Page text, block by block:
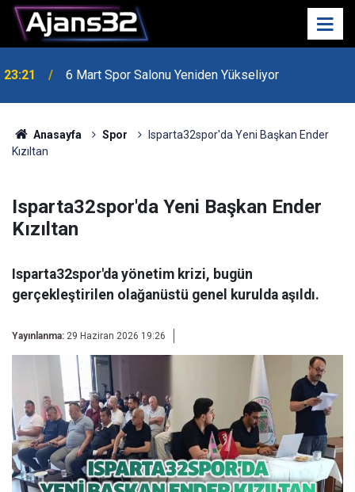
23:21 6 Mart Spor Salonu Yeniden Yükseliyor
Anasayfa Spor
Isparta32spor'da Yeni Başkan Ender
Kızıltan
Isparta32spor'da Yeni Başkan Ender
Kızıltan
Isparta32spor'da yönetim krizi, bugün
gerçekleştirilen olağanüstü genel kurulda aşıldı.
Yayınlanma: 29 Haziran 2026 19:26